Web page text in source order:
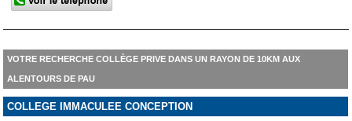
VOTRE RECHERCHE COLLÈGE PRIVE DANS UN RAYON DE 10KM AUX
ALENTOURS DE PAU
COLLEGE IMMACULEE CONCEPTION